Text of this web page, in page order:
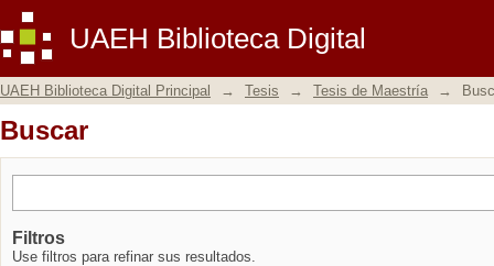
UAEH Biblioteca Digital
Buscar
UAEH Biblioteca Digital Principal → Tesis → Tesis de Maestría →
Buscar
Filtros
Use filtros para refinar sus resultados.